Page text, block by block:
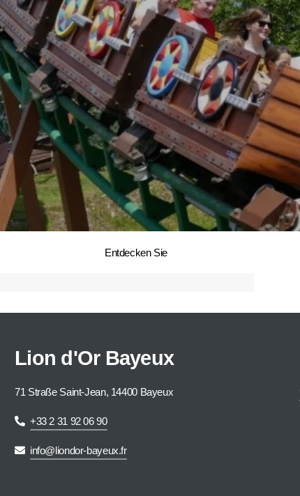
Entdecken Sie
Lion d'Or Bayeux
71 Straße Saint-Jean, 14400 Bayeux
+33 2 31 92 06 90
info@liondor-bayeux.fr